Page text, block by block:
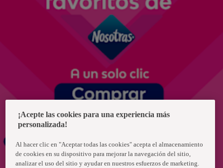
¡Acepte las cookies para una experiencia más
personalizada!
Al hacer clic en "Aceptar todas las cookies" acepta el almacenamiento
de cookies en su dispositivo para mejorar la navegación del sitio,
analizar el uso del sitio y ayudar en nuestros esfuerzos de marketing.